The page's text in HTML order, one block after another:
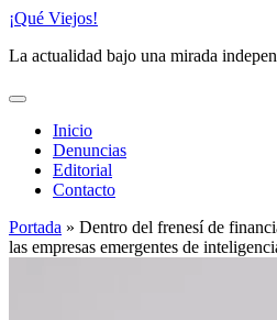
Saltar
contenido
¡Qué Viejos!
La actualidad bajo una mirada
Inicio
Denuncias
Editorial
Contacto
Portada » Dentro del frenesí de
las empresas emergentes de